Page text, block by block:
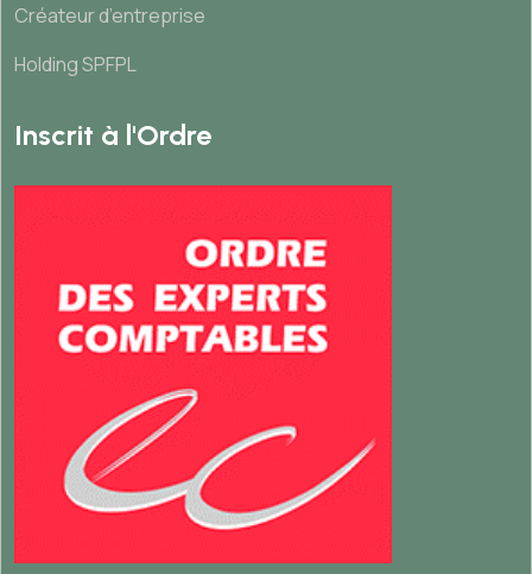
Créateur d’entreprise
Holding SPFPL
Inscrit à l'Ordre